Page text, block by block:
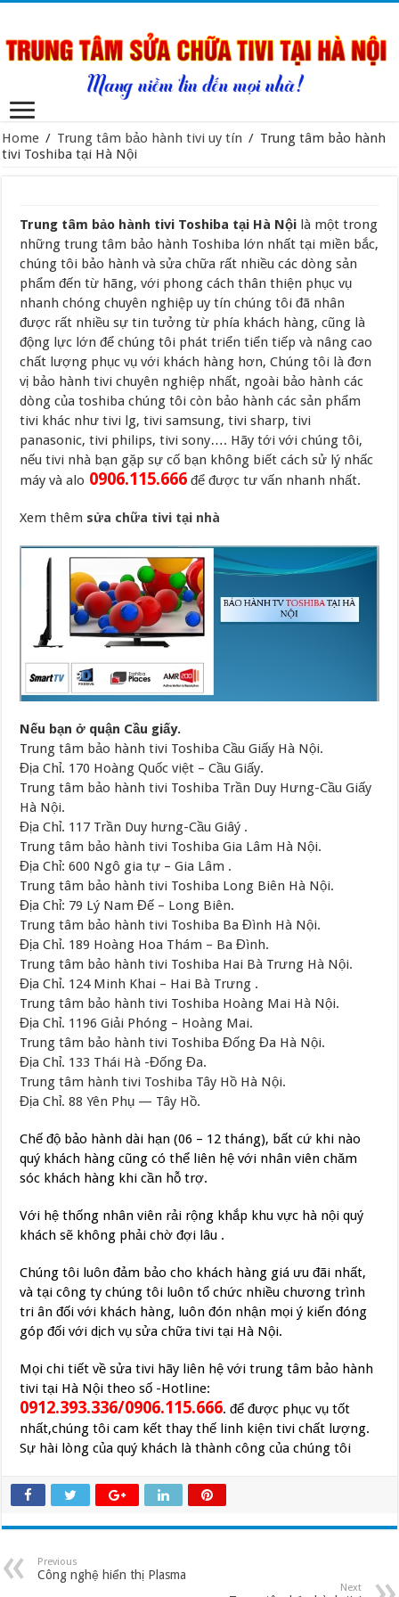
Home / Trung tâm bảo hành tivi uy tín / Trung tâm bảo hành
tivi Toshiba tại Hà Nội
Trung tâm bảo hành tivi Toshiba tại Hà Nội là một trong
những trung tâm bảo hành Toshiba lớn nhất tại miền bắc,
chúng tôi bảo hành và sửa chữa rất nhiều các dòng sản
phẩm đến từ hãng, với phong cách thân thiện phục vụ
nhanh chóng chuyên nghiệp uy tín chúng tôi đã nhân
được rất nhiều sự tin tưởng từ phía khách hàng, cũng là
động lực lớn để chúng tôi phát triển tiển tiếp và nâng cao
chất lượng phục vụ với khách hàng hơn, Chúng tôi là đơn
vị bảo hành tivi chuyên nghiệp nhất, ngoài bảo hành các
dòng của toshiba chúng tôi còn bảo hành các sản phẩm
tivi khác như tivi lg, tivi samsung, tivi sharp, tivi
panasonic, tivi philips, tivi sony…. Hãy tới với chúng tôi,
nếu tivi nhà bạn gặp sự cố bạn không biết cách sử lý nhấc
máy và alo 0906.115.666 để được tư vấn nhanh nhất.
Xem thêm sửa chữa tivi tại nhà
Nếu bạn ở quận Cầu giấy.
Trung tâm bảo hành tivi Toshiba Cầu Giấy Hà Nội.
Địa Chỉ. 170 Hoàng Quốc việt – Cầu Giấy.
Trung tâm bảo hành tivi Toshiba Trần Duy Hưng-Cầu Giấy
Hà Nội.
Địa Chỉ. 117 Trần Duy hưng-Cầu Giâý .
Trung tâm bảo hành tivi Toshiba Gia Lâm Hà Nội.
Địa Chỉ: 600 Ngô gia tự – Gia Lâm .
Trung tâm bảo hành tivi Toshiba Long Biên Hà Nội.
Địa Chỉ: 79 Lý Nam Đế – Long Biên.
Trung tâm bảo hành tivi Toshiba Ba Đình Hà Nội.
Địa Chỉ. 189 Hoàng Hoa Thám – Ba Đình.
Trung tâm bảo hành tivi Toshiba Hai Bà Trưng Hà Nội.
Địa Chỉ. 124 Minh Khai – Hai Bà Trưng .
Trung tâm bảo hành tivi Toshiba Hoàng Mai Hà Nội.
Địa Chỉ. 1196 Giải Phóng – Hoàng Mai.
Trung tâm bảo hành tivi Toshiba Đống Đa Hà Nội.
Địa Chỉ. 133 Thái Hà -Đống Đa.
Trung tâm hành tivi Toshiba Tây Hồ Hà Nội.
Địa Chỉ. 88 Yên Phụ — Tây Hồ.
Chế độ bảo hành dài hạn (06 – 12 tháng), bất cứ khi nào
quý khách hàng cũng có thể liên hệ với nhân viên chăm
sóc khách hàng khi cần hỗ trợ.
Với hệ thống nhân viên rải rộng khắp khu vực hà nội quý
khách sẽ không phải chờ đợi lâu .
Chúng tôi luôn đảm bảo cho khách hàng giá ưu đãi nhất,
và tại công ty chúng tôi luôn tổ chức nhiều chương trình
tri ân đối với khách hàng, luôn đón nhận mọi ý kiến đóng
góp đối với dịch vụ sửa chữa tivi tại Hà Nội.
Mọi chi tiết về sửa tivi hãy liên hệ với trung tâm bảo hành
tivi tại Hà Nội theo số -Hotline:
0912.393.336/0906.115.666. để được phục vụ tốt
nhất,chúng tôi cam kết thay thế linh kiện tivi chất lượng.
Sự hài lòng của quý khách là thành công của chúng tôi
Previous
Công nghệ hiển thị Plasma
Next